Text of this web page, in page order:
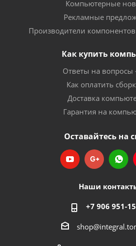
Компьютерные
Рекламные
Производители
Как купить
Ответы на вопросы
Как оплатить
Доставка
Гарантия на
Оставайтесь на
Наши
+7 906 951-